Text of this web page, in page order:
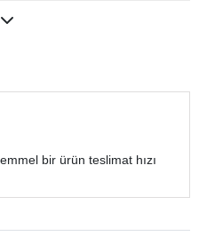
bir ürün teslimat hızı